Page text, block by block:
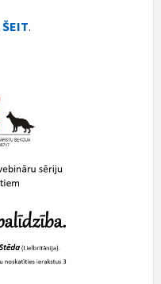
ŠEIT.